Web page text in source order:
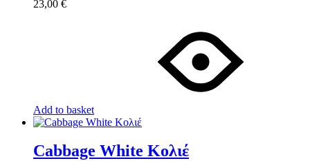
23,00 €
Add to basket
Cabbage White Κολιέ